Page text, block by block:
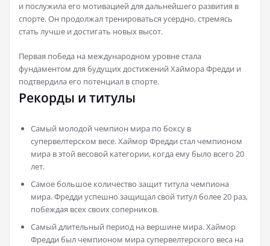
и послужила его мотивацией для дальнейшего развития в
спорте. Он продолжал тренироваться усердно, стремясь
стать лучше и достигать новых высот.
Первая победа на международном уровне стала
фундаментом для будущих достижений Хаймора Фредди и
подтвердила его потенциал в спорте.
Рекорды и титулы
Самый молодой чемпион мира по боксу в
супервелтерском весе. Хаймор Фредди стал чемпионом
мира в этой весовой категории, когда ему было всего 20
лет.
Самое большое количество защит титула чемпиона
мира. Фредди успешно защищал свой титул более 20 раз,
побеждая всех своих соперников.
Самый длительный период на вершине мира. Хаймор
Фредди был чемпионом мира супервелтерского веса на